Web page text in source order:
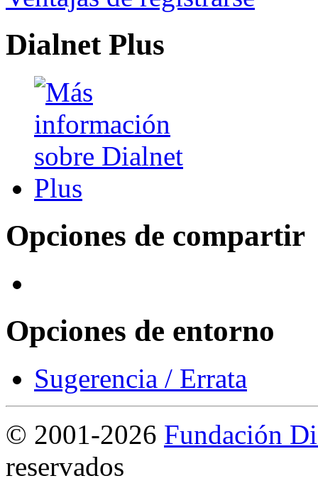
Dialnet Plus
Opciones de compartir
Opciones de entorno
Sugerencia / Errata
© 2001-2026 Fundación
reservados